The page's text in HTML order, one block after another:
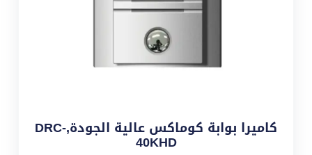
كاميرا بوابة كوماكس عالية الجودة,DRC-
40KHD